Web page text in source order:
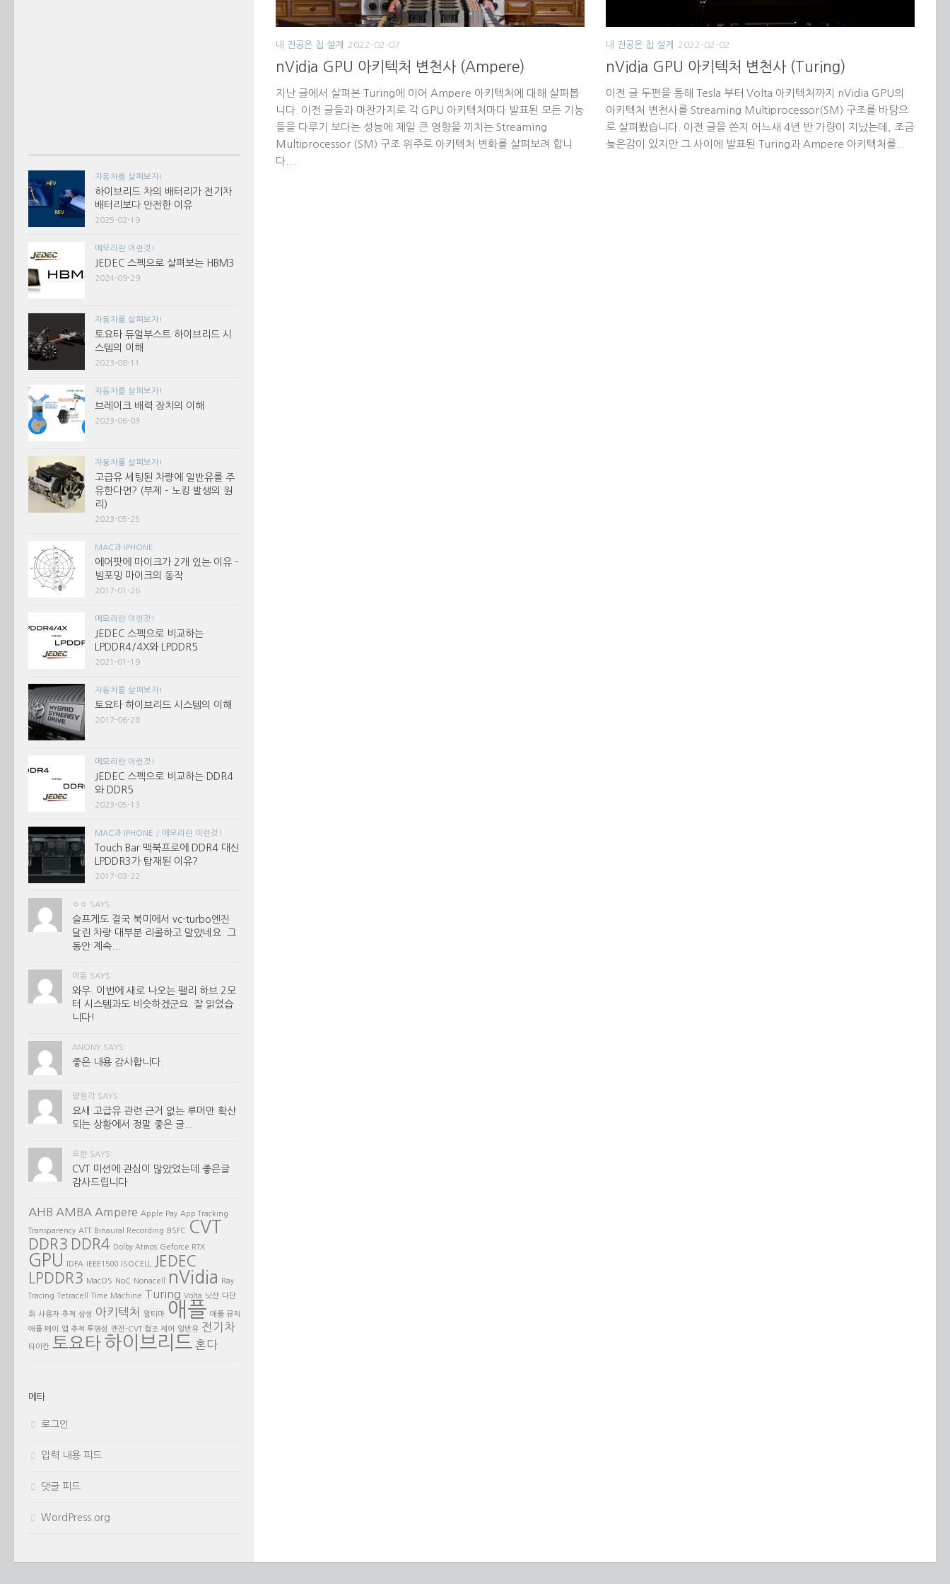
내 전공은 칩 설계 2022-02-07
nVidia GPU 아키텍처 변천사 (Ampere)
지난 글에서 살펴본 Turing에 이어 Ampere 아키텍처에 대해 살펴봅
니다. 이전 글들과 마찬가지로 각 GPU 아키텍처마다 발표된 모든 기능
들을 다루기 보다는 성능에 제일 큰 영향을 끼치는 Streaming
Multiprocessor (SM) 구조 위주로 아키텍처 변화를 살펴보려 합니
다....
내 전공은 칩 설계 2022-02-02
nVidia GPU 아키텍처 변천사 (Turing)
이전 글 두편을 통해 Tesla 부터 Volta 아키텍처까지 nVidia GPU의
아키텍처 변천사를 Streaming Multiprocessor(SM) 구조를 바탕으
로 살펴봤습니다. 이전 글을 쓴지 어느새 4년 반 가량이 지났는데, 조금
늦은감이 있지만 그 사이에 발표된 Turing과 Ampere 아키텍처를...
자동차를 살펴보자!
하이브리드 차의 배터리가 전기차
배터리보다 안전한 이유
2025-02-19
메모리란 이런것!
JEDEC 스펙으로 살펴보는 HBM3
2024-09-29
자동차를 살펴보자!
토요타 듀얼부스트 하이브리드 시
스템의 이해
2023-08-11
자동차를 살펴보자!
브레이크 배력 장치의 이해
2023-06-03
자동차를 살펴보자!
고급유 세팅된 차량에 일반유를 주
유한다면? (부제 – 노킹 발생의 원
리)
2023-05-25
MAC과 IPHONE
에어팟에 마이크가 2개 있는 이유 –
빔포밍 마이크의 동작
2017-01-26
메모리란 이런것!
JEDEC 스펙으로 비교하는
LPDDR4/4X와 LPDDR5
2021-01-19
자동차를 살펴보자!
토요타 하이브리드 시스템의 이해
2017-06-28
메모리란 이런것!
JEDEC 스펙으로 비교하는 DDR4
와 DDR5
2023-05-13
MAC과 IPHONE / 메모리란 이런것!
Touch Bar 맥북프로에 DDR4 대신
LPDDR3가 탑재된 이유?
2017-03-22
ㅇㅇ SAYS:
슬프게도 결국 북미에서 vc-turbo엔진
달린 차량 대부분 리콜하고 말았네요. 그
동안 계속...
이동 SAYS:
와우. 이번에 새로 나오는 팰리 하브 2모
터 시스템과도 비슷하겠군요. 잘 읽었습
니다!
ANONY SAYS:
좋은 내용 감사합니다.
양현각 SAYS:
요새 고급유 관련 근거 없는 루머만 확산
되는 상황에서 정말 좋은 글...
요한 SAYS:
CVT 미션에 관심이 많았었는데 좋은글
감사드립니다
AHB AMBA Ampere Apple Pay App Tracking
Transparency ATT Binaural Recording BSFC CVT
DDR3 DDR4 Dolby Atmos Geforce RTX
GPU IDFA IEEE1500 ISOCELL
JEDEC
LPDDR3
MacOS NoC Nonacell nVidia
Ray
Tracing Tetracell Time Machine Turing Volta 닛산 다단
화 사용자 추적 삼성 아키텍처 알티마 애플 애플 뮤직
애플 페이
앱 추적 투명성 엔진-CVT 협조 제어 일반유 전기차
타이칸 토요타 하이브리드 혼다
메타
로그인
입력 내용 피드
댓글 피드
WordPress.org